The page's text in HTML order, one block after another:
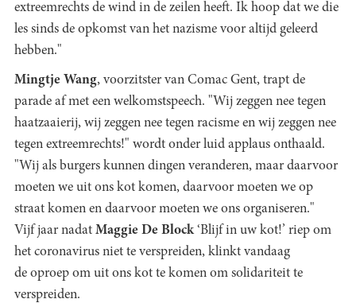
extreemrechts de wind in de zeilen heeft. Ik hoop dat we die
les sinds de opkomst van het nazisme voor altijd geleerd
hebben."
Mingtje Wang, voorzitster van Comac Gent, trapt de
parade af met een welkomstspeech. "Wij zeggen nee tegen
haatzaaierij, wij zeggen nee tegen racisme en wij zeggen nee
tegen extreemrechts!" wordt onder luid applaus onthaald.
"Wij als burgers kunnen dingen veranderen, maar daarvoor
moeten we uit ons kot komen, daarvoor moeten we op
straat komen en daarvoor moeten we ons organiseren."
Vijf jaar nadat Maggie De Block‘Blijf in uw kot!’ riep om
het coronavirus niet te verspreiden, klinkt vandaag
de oproep om uit ons kot te komen om solidariteit te
verspreiden.